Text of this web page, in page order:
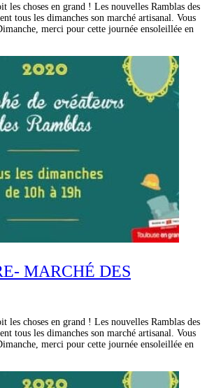
les choses en grand ! Les nouvelles Ramblas des
tous les dimanches son marché artisanal. Vous
merci pour cette journée ensoleillée en
MARCHÉ DES
les choses en grand ! Les nouvelles Ramblas des
tous les dimanches son marché artisanal. Vous
merci pour cette journée ensoleillée en